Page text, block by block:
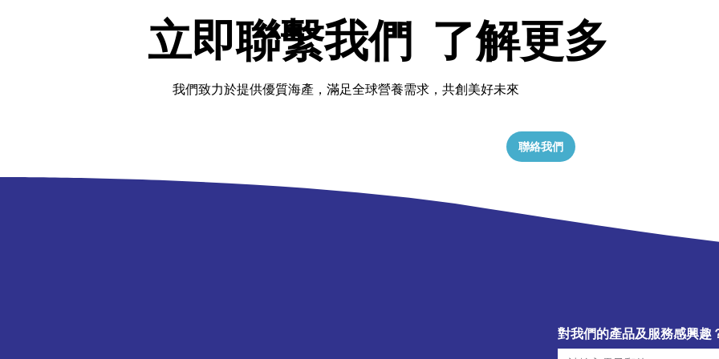
​立即聯繫我們 了解更多
我們致力於提供優質海產，滿足全球營養需求，共創美好未來
聯絡我們
對我們的產品及服務感興趣